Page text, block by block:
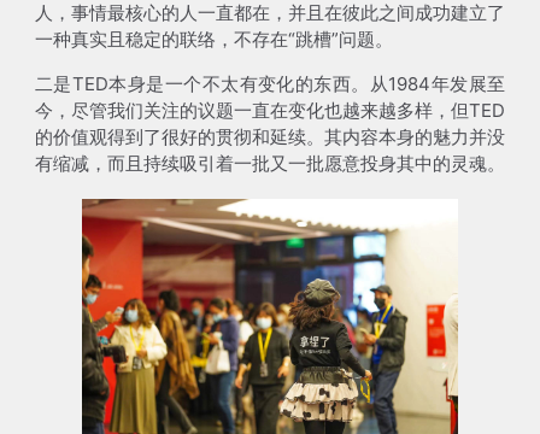
人，事情最核心的人一直都在，并且在彼此之间成功建立了
一种真实且稳定的联络，不存在“跳槽”问题。
二是TED本身是一个不太有变化的东西。从1984年发展至
今，尽管我们关注的议题一直在变化也越来越多样，但TED
的价值观得到了很好的贯彻和延续。其内容本身的魅力并没
有缩减，而且持续吸引着一批又一批愿意投身其中的灵魂。